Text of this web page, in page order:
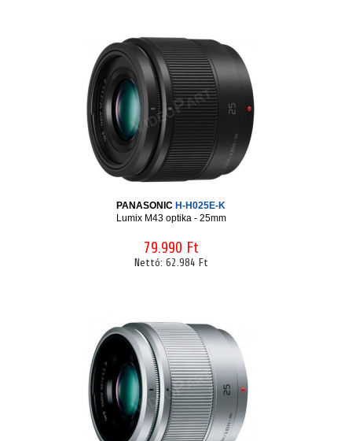
PANASONIC H-H025E-K
Lumix M43 optika - 25mm
79.990 Ft
Nettó: 62.984 Ft